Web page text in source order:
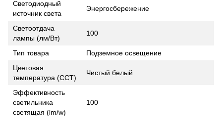
Светодиодный
источник света
Энергосбережение
Светоотдача
лампы (лм/Вт)
100
Тип товара
Подземное освещение
Цветовая
температура (CCT)
Чистый белый
Эффективность
светильника
светящая (lm/w)
100